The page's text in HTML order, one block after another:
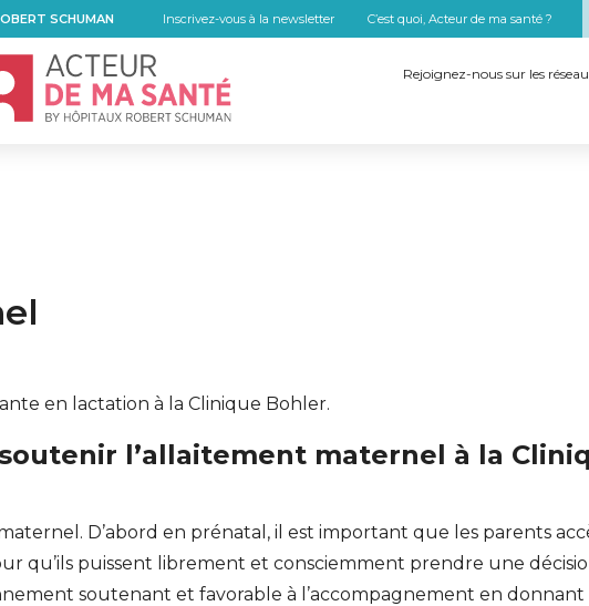
SCHUMAN Inscrivez-vous à la newsletter C’est quoi, Acteur de ma santé ?
- Acteur de ma santé, by HôpitauxRobert Schuman
Rejoignez-nous sur les
en lactation à la Clinique Bohler.
l’allaitement maternel à la
D’abord en prénatal, il est important que les parents
qu’ils puissent librement et consciemment prendre une
soutenant et favorable à l’accompagnement en